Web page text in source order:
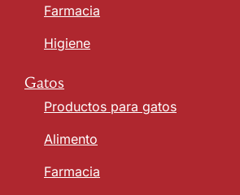
Farmacia
Higiene
Gatos
Productos para gatos
Alimento
Farmacia